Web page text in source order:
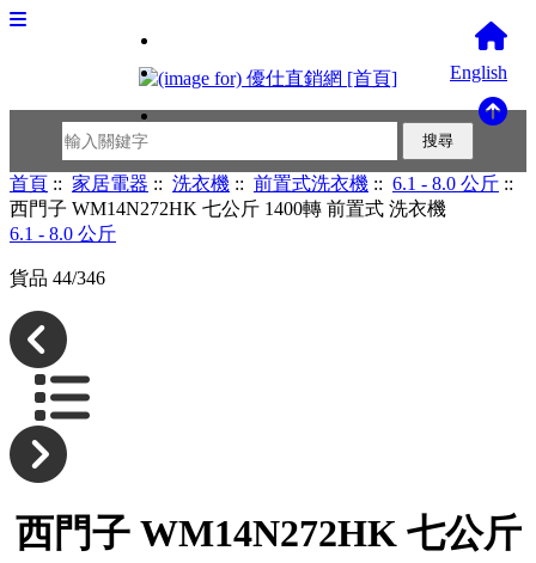
English
首頁 :: 家居電器 :: 洗衣機 :: 前置式洗衣機 :: 6.1 - 8.0 公斤 ::
西門子 WM14N272HK 七公斤 1400轉 前置式 洗衣機
6.1 - 8.0 公斤
貨品 44/346
西門子 WM14N272HK 七公斤